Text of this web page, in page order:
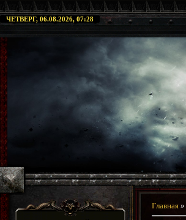
ЧЕТВЕРГ, 06.08.2026, 07:28
Главная »